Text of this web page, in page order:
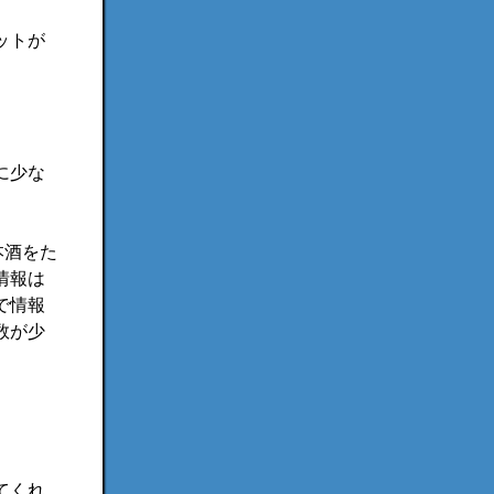
トが
少な
をた
報は
情報
が少
くれ